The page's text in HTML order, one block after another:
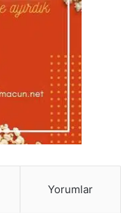
Yorumlar